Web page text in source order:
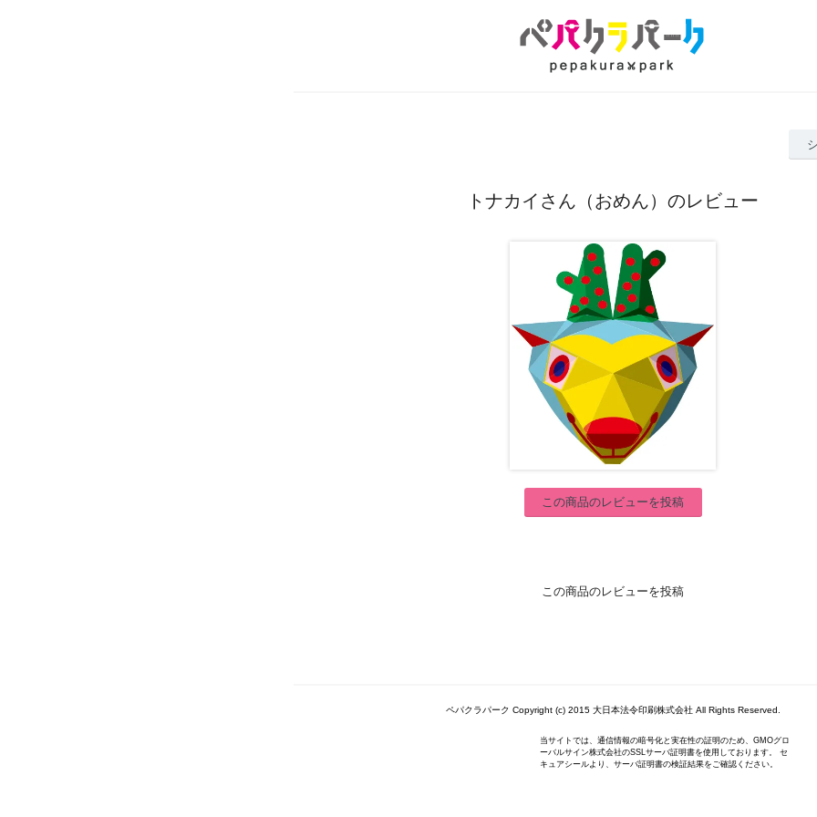
トナカイさん（おめん）のレビュー
この商品のレビューを投稿
この商品のレビューを投稿
ペパクラパーク Copyright (c) 2015 大日本法令印刷株式会社 All Rights Reserved.
当サイトでは、通信情報の暗号化と実在性の証明のため、GMOグロ
ーバルサイン株式会社のSSLサーバ証明書を使用しております。 セ
キュアシールより、サーバ証明書の検証結果をご確認ください。